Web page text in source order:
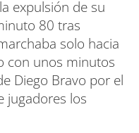
expulsión de su
80 tras
solo hacia
con unos minutos
Diego Bravo por el
jugadores los